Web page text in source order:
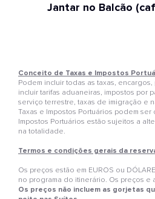
Jantar no Balcão
Conceito de Taxas e Impostos
Podem incluir todas as taxas,
incluir tarifas aduaneiras, impostos por
serviço terrestre, taxas de imigração e
Taxas e Impostos Portuários podem
Impostos Portuários estão sujeitos a
na totalidade.
Termos e condições gerais da
Os preços estão em EUROS ou
no programa do itinerário. Os preços
Os preços não incluem as gorjetas